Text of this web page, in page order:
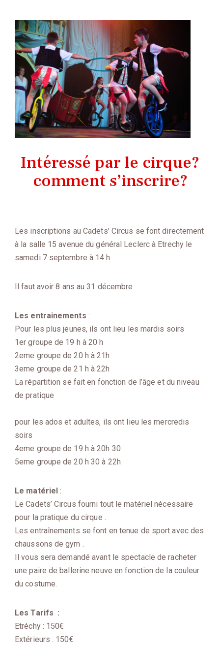
Intéressé par le cirque?
comment s’inscrire?
Les inscriptions au Cadets’ Circus se font directement
à la salle 15 avenue du général Leclerc à Etrechy le
samedi 7 septembre à 14 h
Il faut avoir 8 ans au 31 décembre
Les entrainements :
Pour les plus jeunes, ils ont lieu les mardis soirs
1er groupe de 19 h à 20 h
2eme groupe de 20 h à 21h
3eme groupe de 21 h à 22h
La répartition se fait en fonction de l’âge et du niveau
de pratique
pour les ados et adultes, ils ont lieu les mercredis
soirs
4eme groupe de 19 h à 20h 30
5eme groupe de 20 h 30 à 22h
Le matériel:
Le Cadets’ Circus fourni tout le matériel nécessaire
pour la pratique du cirque .
Les entraînements se font en tenue de sport avec des
chaussons de gym .
Il vous sera demandé avant le spectacle de racheter
une paire de ballerine neuve en fonction de la couleur
du costume.
Les Tarifs :
Etréchy : 150€
Extérieurs : 150€